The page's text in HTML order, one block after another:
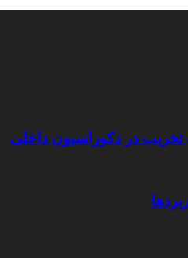
تخریب در دکوراسیون داخلی